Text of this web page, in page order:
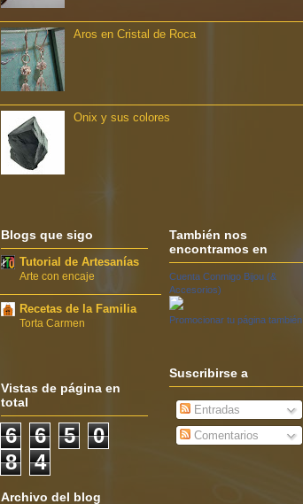
Aros en Cristal de Roca
Onix y sus colores
Blogs que sigo
Tutorial de Artesanías
Arte con encaje
Recetas de la Familia
Torta Carmen
Vistas de página en
total
6 6 5
0
8
4
Archivo del blog
También nos
encontramos en
Cuenta Conmigo Bijou (&
Accesorios)
Promocionar tu página también
Suscribirse a
Entradas
Comentarios